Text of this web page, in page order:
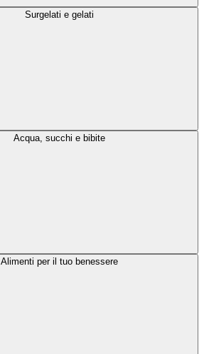
Surgelati e gelati
Acqua, succhi e bibite
Alimenti per il tuo benessere